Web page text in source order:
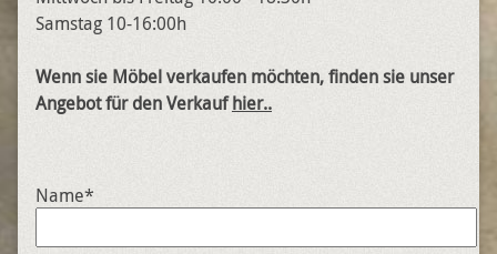
Samstag 10-16:00h
Wenn sie Möbel verkaufen möchten, finden sie unser
Angebot für den Verkaufhier..
Name*